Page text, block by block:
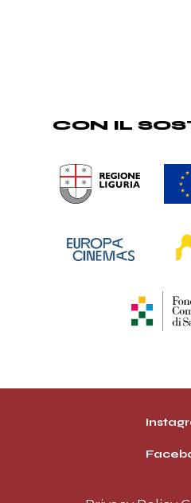
CON IL